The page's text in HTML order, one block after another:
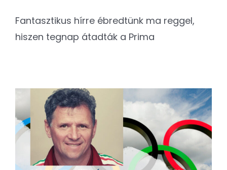
Fantasztikus hírre ébredtünk ma reggel,
hiszen tegnap átadták a Prima